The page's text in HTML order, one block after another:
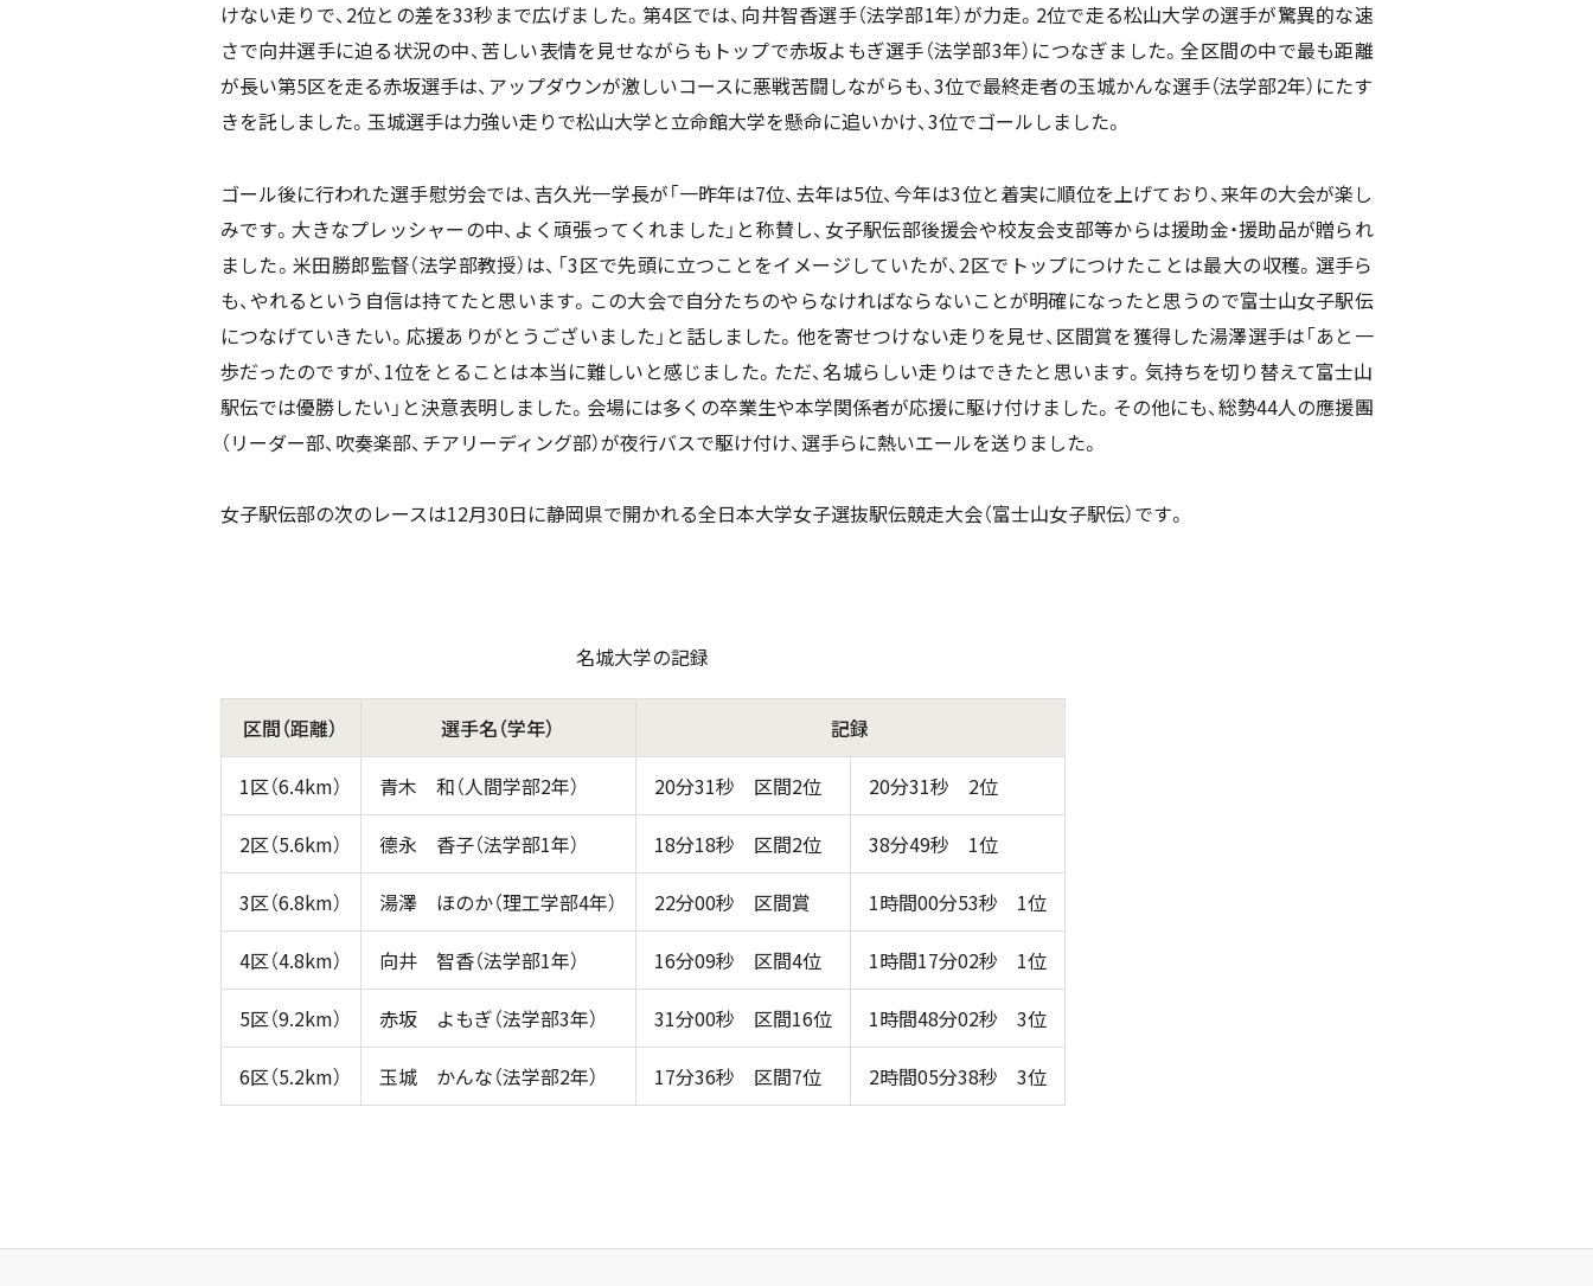
けない走りで、2位との差を33秒まで広げました。第4区では、向井智香選手（法学部1年）が力走。2位で走る松山大学の選手が驚異的な速
さで向井選手に迫る状況の中、苦しい表情を見せながらもトップで赤坂よもぎ選手（法学部3年）につなぎました。全区間の中で最も距離
が長い第5区を走る赤坂選手は、アップダウンが激しいコースに悪戦苦闘しながらも、3位で最終走者の玉城かんな選手（法学部2年）にたす
きを託しました。玉城選手は力強い走りで松山大学と立命館大学を懸命に追いかけ、3位でゴールしました。
ゴール後に行われた選手慰労会では、吉久光一学長が「一昨年は7位、去年は5位、今年は3位と着実に順位を上げており、来年の大会が楽し
みです。大きなプレッシャーの中、よく頑張ってくれました」と称賛し、女子駅伝部後援会や校友会支部等からは援助金・援助品が贈られ
ました。米田勝郎監督（法学部教授）は、「3区で先頭に立つことをイメージしていたが、2区でトップにつけたことは最大の収穫。選手ら
も、やれるという自信は持てたと思います。この大会で自分たちのやらなければならないことが明確になったと思うので富士山女子駅伝
につなげていきたい。応援ありがとうございました」と話しました。他を寄せつけない走りを見せ、区間賞を獲得した湯澤選手は「あと一
歩だったのですが、1位をとることは本当に難しいと感じました。ただ、名城らしい走りはできたと思います。気持ちを切り替えて富士山
駅伝では優勝したい」と決意表明しました。会場には多くの卒業生や本学関係者が応援に駆け付けました。その他にも、総勢44人の應援團
（リーダー部、吹奏楽部、チアリーディング部）が夜行バスで駆け付け、選手らに熱いエールを送りました。
女子駅伝部の次のレースは12月30日に静岡県で開かれる全日本大学女子選抜駅伝競走大会（富士山女子駅伝）です。
名城大学の記録
区間（距離） 選手名（学年） 記録
1区（6.4km） 青木 和（人間学部2年） 20分31秒 区間2位 20分31秒 2位
2区（5.6km） 德永 香子（法学部1年） 18分18秒 区間2位 38分49秒 1位
3区（6.8km） 湯澤 ほのか（理工学部4年） 22分00秒 区間賞 1時間00分53秒 1位
4区（4.8km） 向井 智香（法学部1年） 16分09秒 区間4位 1時間17分02秒 1位
5区（9.2km） 赤坂 よもぎ（法学部3年） 31分00秒 区間16位 1時間48分02秒 3位
6区（5.2km） 玉城 かんな（法学部2年） 17分36秒 区間7位 2時間05分38秒 3位